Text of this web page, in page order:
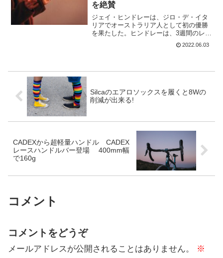
を絶賛
ジェイ・ヒンドレーは、ジロ・デ・イタ
リアでオーストラリア人として初の優勝
を果たした。ヒンドレーは、3週間のレー
スを振り返り、インタビューに答えてい
るが、チームメイトのウィルコ・ケルデ
2022.06.03
Silcaのエアロソックスを履くと8Wの
削減が出来る!
CADEXから超軽量ハンドル CADEX
レースハンドルバー登場 400mm幅
で160g
コメント
コメントをどうぞ
メールアドレスが公開されることはありません。 ※